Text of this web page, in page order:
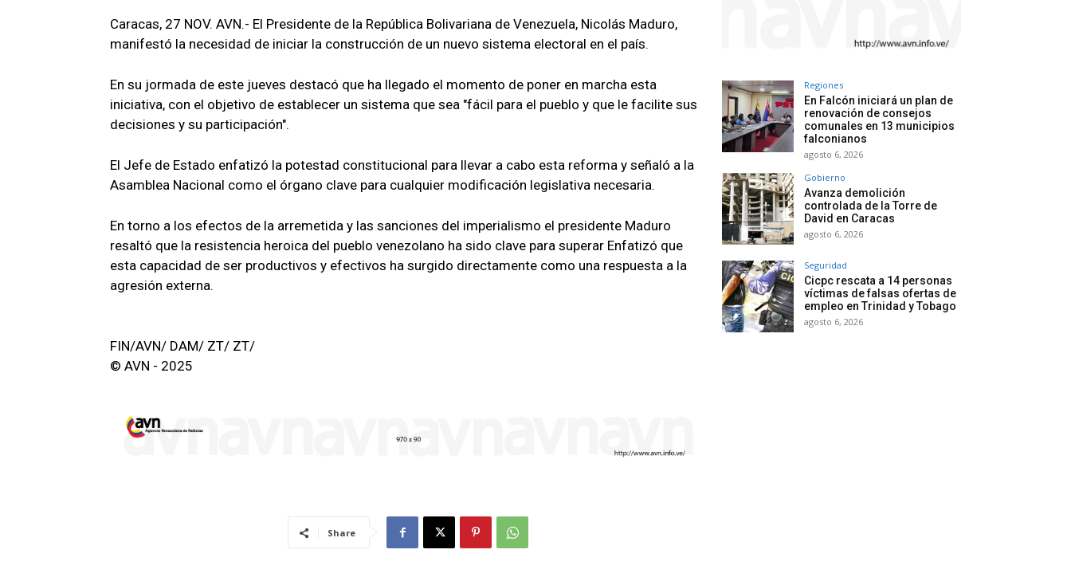
Caracas, 27 NOV. AVN.- El Presidente de la República Bolivariana de Venezuela, Nicolás Maduro,
manifestó la necesidad de iniciar la construcción de un nuevo sistema electoral en el país.
En su jormada de este jueves destacó que ha llegado el momento de poner en marcha esta
iniciativa, con el objetivo de establecer un sistema que sea "fácil para el pueblo y que le facilite sus
decisiones y su participación".
El Jefe de Estado enfatizó la potestad constitucional para llevar a cabo esta reforma y señaló a la
Asamblea Nacional como el órgano clave para cualquier modificación legislativa necesaria.
En torno a los efectos de la arremetida y las sanciones del imperialismo el presidente Maduro
resaltó que la resistencia heroica del pueblo venezolano ha sido clave para superar Enfatizó que
esta capacidad de ser productivos y efectivos ha surgido directamente como una respuesta a la
agresión externa.
FIN/AVN/ DAM/ ZT/ ZT/
© AVN - 2025
Share
Regiones
En Falcón iniciará un plan de
renovación de consejos
comunales en 13 municipios
falconianos
agosto 6, 2026
Gobierno
Avanza demolición
controlada de la Torre de
David en Caracas
agosto 6, 2026
Seguridad
Cicpc rescata a 14 personas
víctimas de falsas ofertas de
empleo en Trinidad y Tobago
agosto 6, 2026